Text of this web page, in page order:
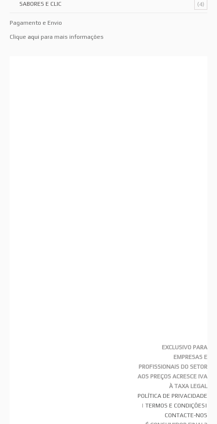
SABORES E CLIC (4)
Pagamento e Envio
Clique aqui para mais informações
EXCLUSIVO PARA
EMPRESAS E
PROFISSIONAIS DO SETOR
AOS PREÇOS ACRESCE IVA
À TAXA LEGAL
POLÍTICA DE PRIVACIDADE
| TERMOS E CONDIÇÕES|
CONTACTE-NOS